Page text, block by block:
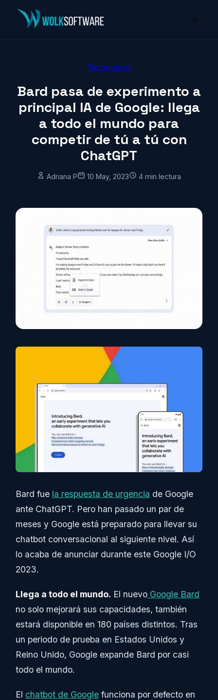
☰
Technology
Bard pasa de experimento a
principal IA de Google: llega
a todo el mundo para
competir de tú a tú con
ChatGPT
Adriana P 10 May, 2023 4 min lectura
Bard fue la respuesta de urgencia de Google
ante ChatGPT. Pero han pasado un par de
meses y Google está preparado para llevar su
chatbot conversacional al siguiente nivel. Así
lo acaba de anunciar durante este Google I/O
2023.
Llega a todo el mundo. El nuevo Google Bard
no solo mejorará sus capacidades, también
estará disponible en 180 países distintos. Tras
un periodo de prueba en Estados Unidos y
Reino Unido, Google expande Bard por casi
todo el mundo.
El chatbot de Google funciona por defecto en